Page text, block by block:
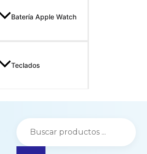
Batería Apple Watch
Teclados